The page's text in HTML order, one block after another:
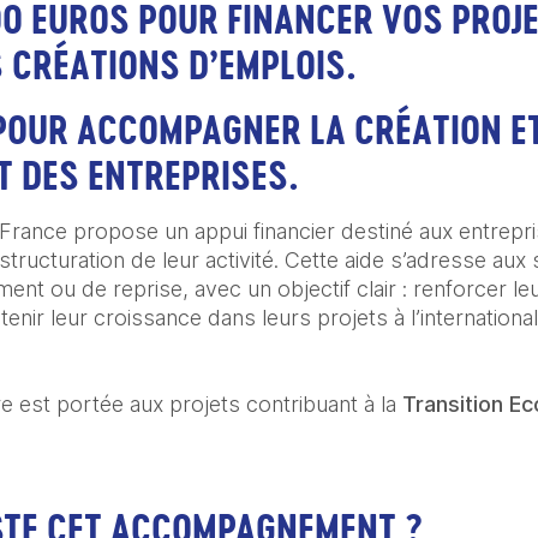
EUROS POUR FINANCER VOS
D’EMPLOIS.
ACCOMPAGNER LA CRÉATION
DES ENTREPRISES.
propose un appui financier destiné aux
de leur activité. Cette aide s’adresse
ou de reprise, avec un objectif clair : renforcer
leur croissance dans leurs projets à
est portée aux projets contribuant à la Transition